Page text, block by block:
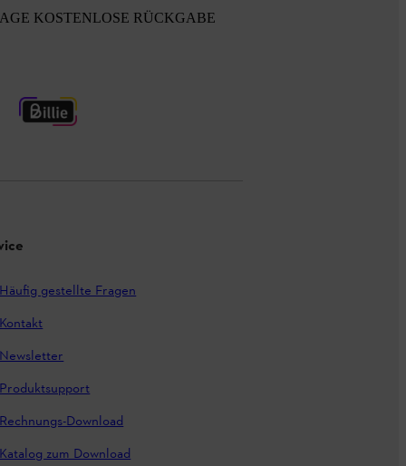
KOSTENLOSE RÜCKGABE
Häufig gestellte Fragen
Kontakt
Newsletter
Produktsupport
Rechnungs-Download
Katalog zum Download